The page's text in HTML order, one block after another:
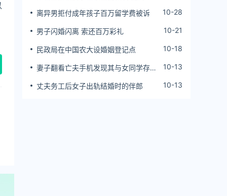
离异男拒付成年孩子百万留学费被诉 10-28
男子闪婚闪离 索还百万彩礼 10-21
民政局在中国农大设婚姻登记点 10-18
妻子翻看亡夫手机发现其与女同学存婚
10-13
丈夫务工后女子出轨结婚时的伴郎 10-13